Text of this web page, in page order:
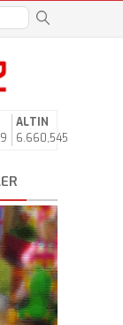
ALTIN
6.660,545